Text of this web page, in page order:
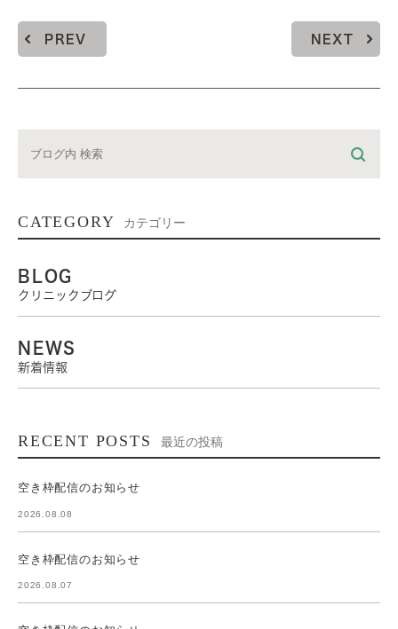
PREV NEXT
CATEGORY カテゴリー
BLOG
クリニックブログ
NEWS
新着情報
RECENT POSTS 最近の投稿
空き枠配信のお知らせ
2026.08.08
空き枠配信のお知らせ
2026.08.07